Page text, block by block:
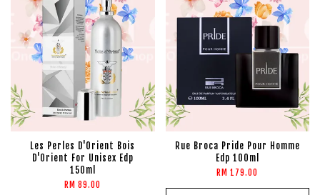
Les Perles D'Orient Bois
D'Orient For Unisex Edp
150ml
RM 89.00
Rue Broca Pride Pour Homme
Edp 100ml
RM 179.00